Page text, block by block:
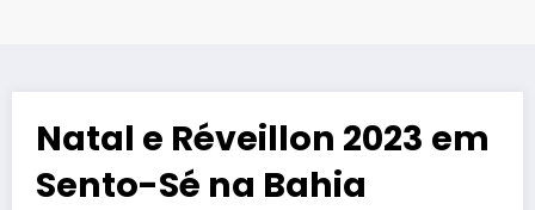
Natal e Réveillon 2023 em
Sento-Sé na Bahia